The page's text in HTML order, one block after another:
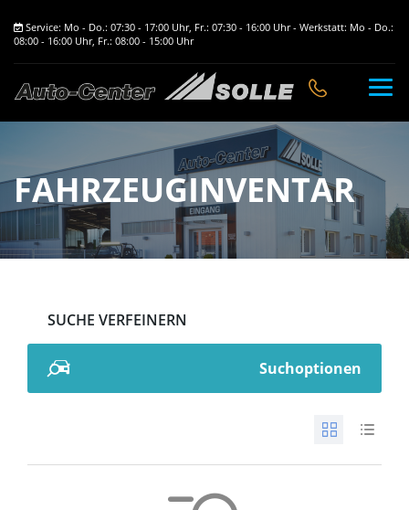
Service: Mo - Do.: 07:30 - 17:00 Uhr, Fr.: 07:30 - 16:00 Uhr - Werkstatt: Mo - Do.:
08:00 - 16:00 Uhr, Fr.: 08:00 - 15:00 Uhr
FAHRZEUGINVENTAR
Suchoptionen